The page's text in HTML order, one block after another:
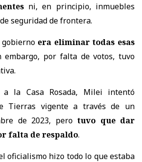
ni, en principio, inmuebles
seguridad de frontera.
era eliminar todas esas
embargo, por falta de votos, tuvo
la Casa Rosada, Milei intentó
Tierras vigente a través de un
de 2023, pero tuvo que dar
falta de respaldo.
oficialismo hizo todo lo que estaba